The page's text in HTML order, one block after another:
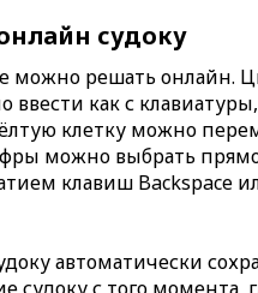
судоку
можно решать онлайн.
как с
клетку можно
можно выбрать
клавиш Backspace
автоматически